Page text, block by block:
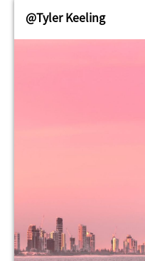
@Tyler Keeling